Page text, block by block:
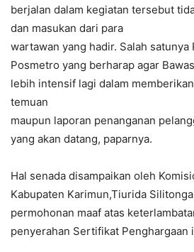
berjalan dalam kegiatan tersebut
dan masukan dari para
wartawan yang hadir. Salah satunya
Posmetro yang berharap agar
lebih intensif lagi dalam
temuan
maupun laporan penanganan
yang akan datang, paparnya.
Hal senada disampaikan oleh
Kabupaten Karimun,Tiurida
permohonan maaf atas
penyerahan Sertifikat Penghargaan